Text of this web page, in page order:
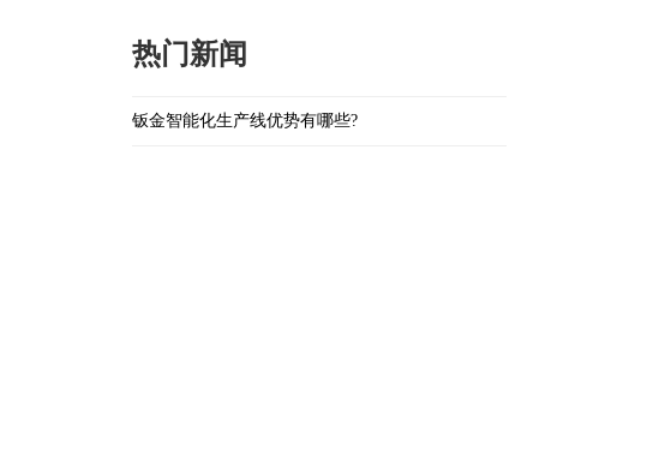
热门新闻
钣金智能化生产线优势有哪些?